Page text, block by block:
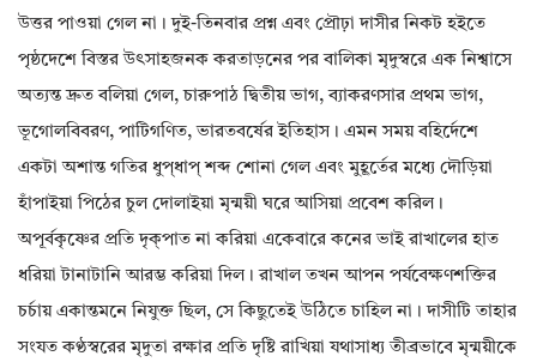
উত্তর পাওয়া গেল না। দুই-তিনবার প্রশ্ন এবং প্রৌঢ়া দাসীর নিকট হইতে
পৃষ্ঠদেশে বিস্তর উৎসাহজনক করতাড়নের পর বালিকা মৃদুস্বরে এক নিশ্বাসে
অত্যন্ত দ্রুত বলিয়া গেল, চারুপাঠ দ্বিতীয় ভাগ, ব্যাকরণসার প্রথম ভাগ,
ভূগোলবিবরণ, পাটিগণিত, ভারতবর্ষের ইতিহাস। এমন সময় বহির্দেশে
একটা অশান্ত গতির ধুপ্‌ধাপ্ শব্দ শোনা গেল এবং মুহূর্তের মধ্যে দৌড়িয়া
হাঁপাইয়া পিঠের চুল দোলাইয়া মৃন্ময়ী ঘরে আসিয়া প্রবেশ করিল।
অপূর্বকৃষ্ণের প্রতি দৃক্পাত না করিয়া একেবারে কনের ভাই রাখালের হাত
ধরিয়া টানাটানি আরম্ভ করিয়া দিল। রাখাল তখন আপন পর্যবেক্ষণশক্তির
চর্চায় একান্তমনে নিযুক্ত ছিল, সে কিছুতেই উঠিতে চাহিল না। দাসীটি তাহার
সংযত কণ্ঠস্বরের মৃদুতা রক্ষার প্রতি দৃষ্টি রাখিয়া যথাসাধ্য তীব্রভাবে মৃন্ময়ীকে